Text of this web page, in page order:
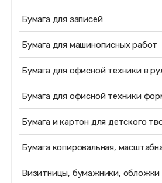
Бумага для записей
Бумага для машинописных работ
Бумага для офисной техники в
Бумага для офисной техники
Бумага и картон для детского
Бумага копировальная,
Визитницы, бумажники, обложки